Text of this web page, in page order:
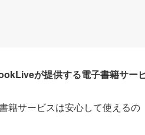
が提供する電子書籍サー
籍サービスは安心して使えるの